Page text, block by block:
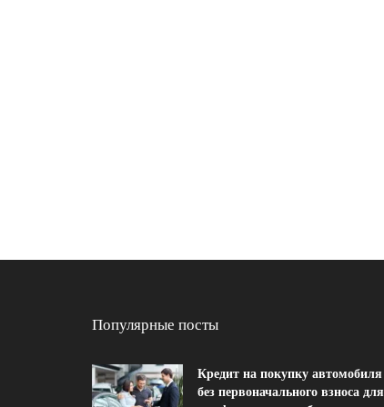
Популярные посты
Кредит на покупку автомобиля
без первоначального взноса для